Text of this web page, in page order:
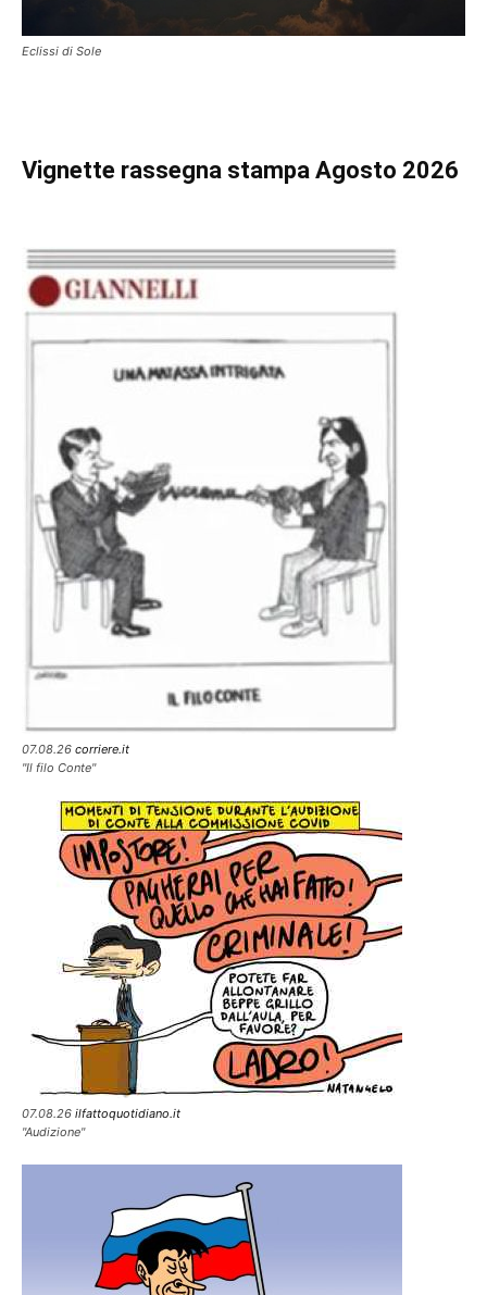
Eclissi di Sole
Vignette rassegna stampa Agosto 2026
07.08.26 corriere.it
"Il filo Conte"
07.08.26 ilfattoquotidiano.it
"Audizione"